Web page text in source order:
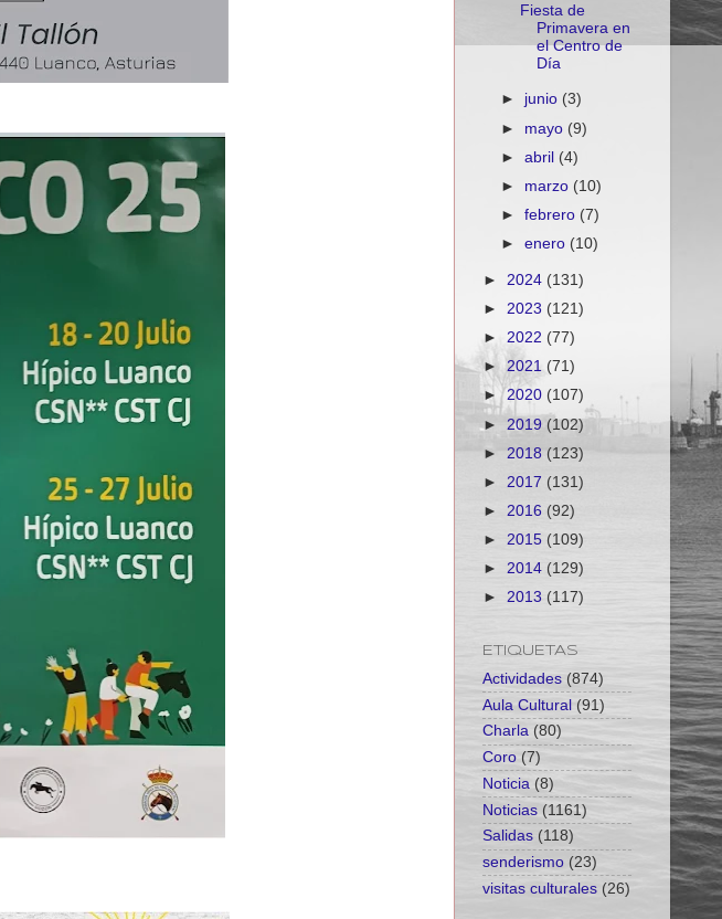
Fiesta de
Primavera en
el Centro de
Día
► junio (3)
► mayo (9)
►abril (4)
► marzo (10)
►febrero (7)
►enero (10)
► 2024 (131)
► 2023 (121)
► 2022 (77)
► 2021 (71)
►2020 (107)
► 2019 (102)
► 2018 (123)
► 2017 (131)
► 2016 (92)
► 2015 (109)
► 2014 (129)
► 2013 (117)
ETIQUETAS
Actividades (874)
Aula Cultural (91)
Charla (80)
Coro (7)
Noticia (8)
Noticias (1161)
Salidas (118)
senderismo (23)
visitas culturales (26)